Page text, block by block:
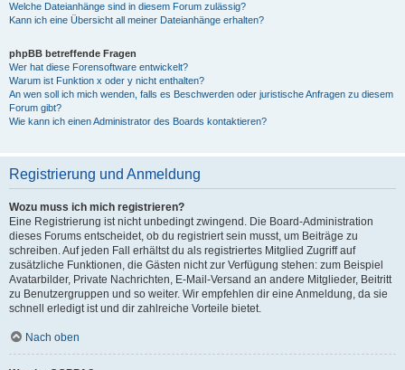
Welche Dateianhänge sind in diesem Forum zulässig?
Kann ich eine Übersicht all meiner Dateianhänge erhalten?
phpBB betreffende Fragen
Wer hat diese Forensoftware entwickelt?
Warum ist Funktion x oder y nicht enthalten?
An wen soll ich mich wenden, falls es Beschwerden oder juristische Anfragen zu diesem
Forum gibt?
Wie kann ich einen Administrator des Boards kontaktieren?
Registrierung und Anmeldung
Wozu muss ich mich registrieren?
Eine Registrierung ist nicht unbedingt zwingend. Die Board-Administration
dieses Forums entscheidet, ob du registriert sein musst, um Beiträge zu
schreiben. Auf jeden Fall erhältst du als registriertes Mitglied Zugriff auf
zusätzliche Funktionen, die Gästen nicht zur Verfügung stehen: zum Beispiel
Avatarbilder, Private Nachrichten, E-Mail-Versand an andere Mitglieder, Beitritt
zu Benutzergruppen und so weiter. Wir empfehlen dir eine Anmeldung, da sie
schnell erledigt ist und dir zahlreiche Vorteile bietet.
Nach oben